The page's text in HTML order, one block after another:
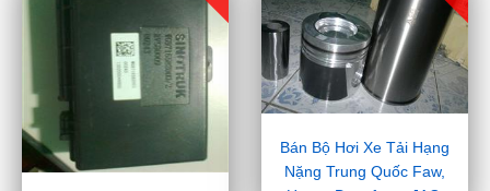
Bán Bộ Hơi Xe Tải Hạng
Nặng Trung Quốc Faw,